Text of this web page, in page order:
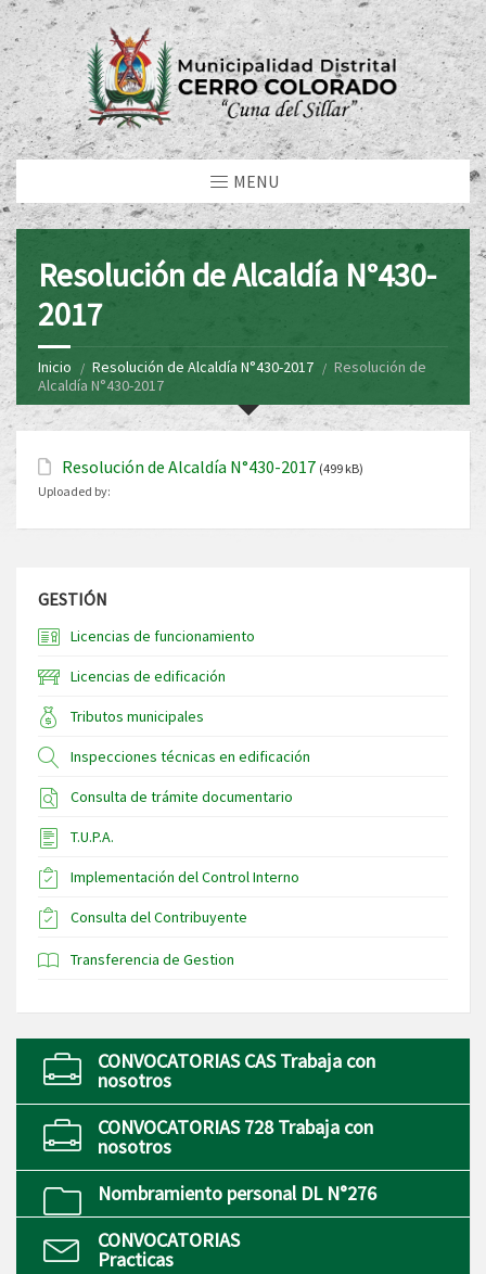
MENU
Resolución de Alcaldía N°430-
2017
Inicio Resolución de Alcaldía N°430-2017
Resolución de
Alcaldía N°430-2017
Resolución de Alcaldía N°430-2017 (499 kB)
Uploaded by:
GESTIÓN
Licencias de funcionamiento
Licencias de edificación
Tributos municipales
Inspecciones técnicas en edificación
Consulta de trámite documentario
T.U.P.A.
Implementación del Control Interno
Consulta del Contribuyente
Transferencia de Gestion
CONVOCATORIAS CAS Trabaja con
nosotros
CONVOCATORIAS 728 Trabaja con
nosotros
Nombramiento personal DL N°276
CONVOCATORIAS
Practicas